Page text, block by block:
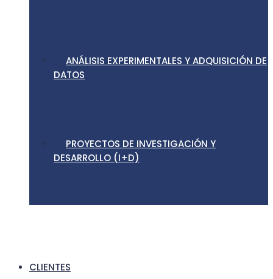
ANÁLISIS EXPERIMENTALES Y ADQUISICIÓN DE
DATOS
PROYECTOS DE INVESTIGACIÓN Y
DESARROLLO (I+D)
CLIENTES